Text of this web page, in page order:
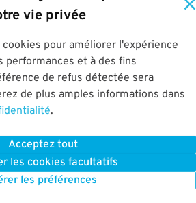
vie privée
pour améliorer l'expérience
performances et à des fins
de refus détectée sera
de plus amples informations dans
.
Acceptez tout
les cookies facultatifs
les préférences
HAUT
sont réservés.
Policy|ALPR Policy